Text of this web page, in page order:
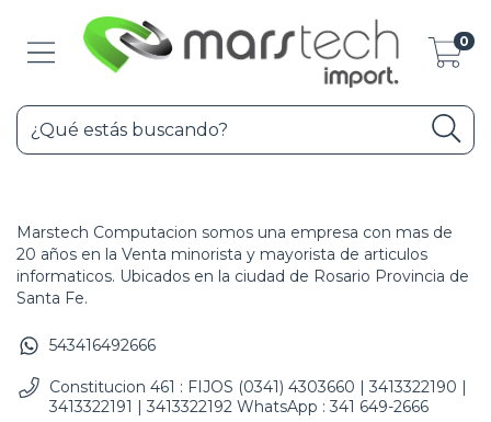
0
Marstech Computacion somos una empresa con mas de
20 años en la Venta minorista y mayorista de articulos
informaticos. Ubicados en la ciudad de Rosario Provincia de
Santa Fe.
543416492666
Constitucion 461 : FIJOS (0341) 4303660 | 3413322190 |
3413322191 | 3413322192 WhatsApp : 341 649-2666